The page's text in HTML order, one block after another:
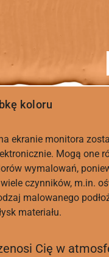
koloru
ekranie monitora
Mogą one
wymalowań,
czynników, m.in.
malowanego
materiału.
Cię w